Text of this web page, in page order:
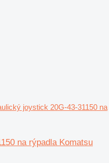
joystick 20G-43-31150 na
na rýpadla Komatsu